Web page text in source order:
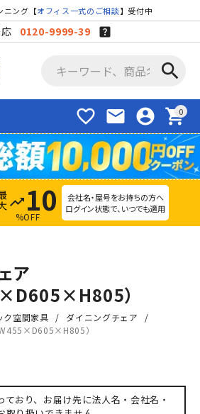
ニング【オフィス一式のご相談】受付中
0120-9999-39
search
favorite_border mail account_circle shopping_cart
trending_up 10
%OFF
会社名・屋号をお持ちの方へ
ログイン状態で、いつでも適用
ア
）
ク空間家具
ダイニングチェア
）
ており、お届け先に法人名・会社名・